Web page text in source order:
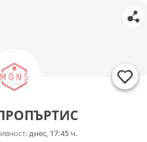
днес, 17:45 ч.